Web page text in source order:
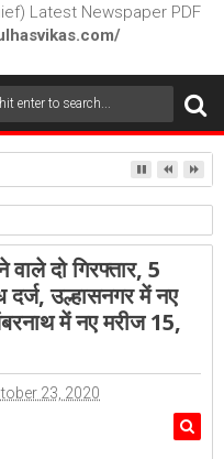
Latest Newspaper PDF
प्रेमियों पर अपराध दर्ज,
में नए मरीज 15, एक्टिव 200
दो गिरफ्तार, 5
दर्ज, उल्हासनगर में नए
में नए मरीज 15,
23, 2020